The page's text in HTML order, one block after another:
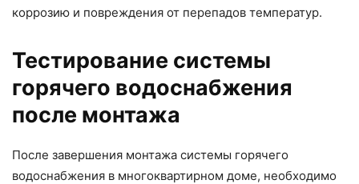
коррозию и повреждения от перепадов температур.
Тестирование системы
горячего водоснабжения
после монтажа
После завершения монтажа системы горячего
водоснабжения в многоквартирном доме, необходимо